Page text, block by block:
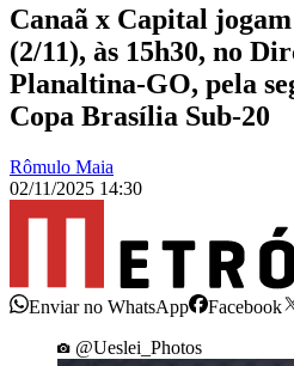
Canaã x Capital
(2/11), às 15h30, no
Planaltina-GO, pela
Copa Brasília Sub-20
Rômulo Maia
02/11/2025 14:30
Enviar no WhatsApp Facebook
@Ueslei_Photos